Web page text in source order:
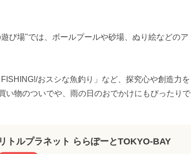
び場"では、ボールプールや砂場、ぬり絵などのア
おスシな魚釣り」など、探究心や創造力を
い物のついでや、雨の日のおでかけにもぴったりで
リトルプラネット ららぽーとTOKYO-BAY